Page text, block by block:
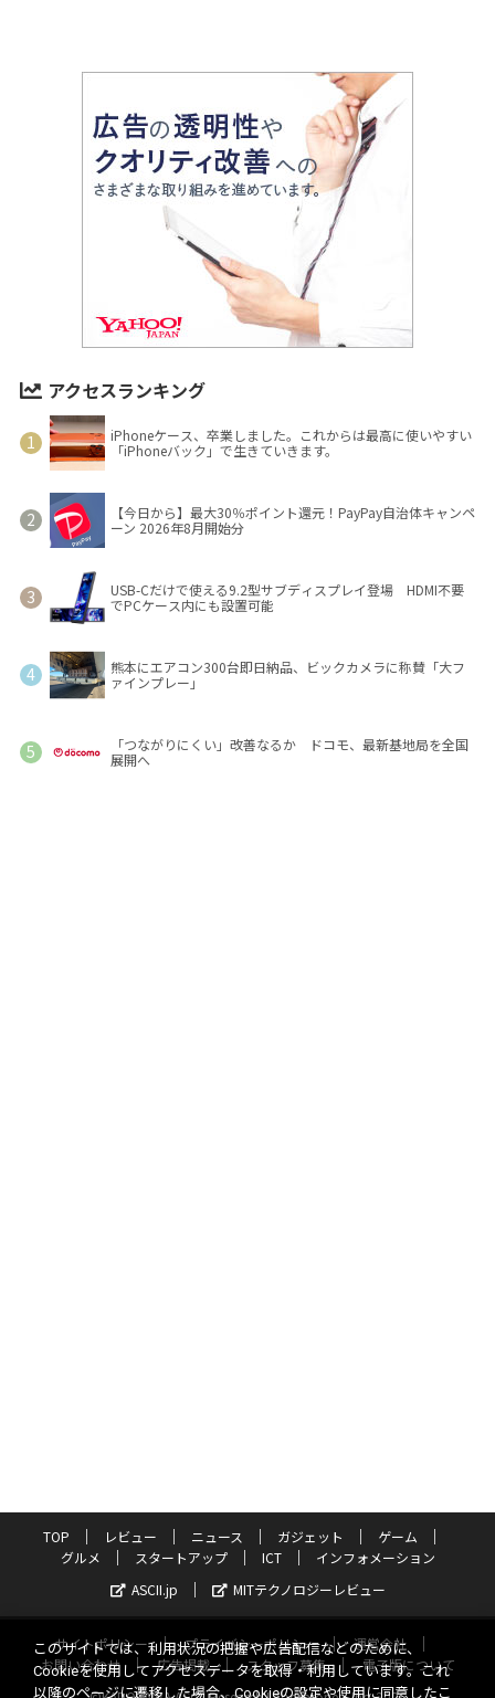
アクセスランキング
iPhoneケース、卒業しました。これからは最高に使いやすい
「iPhoneバック」で生きていきます。
【今日から】最大30％ポイント還元！PayPay自治体キャンペ
ーン 2026年8月開始分
USB-Cだけで使える9.2型サブディスプレイ登場 HDMI不要
でPCケース内にも設置可能
熊本にエアコン300台即日納品、ビックカメラに称賛「大フ
ァインプレー」
「つながりにくい」改善なるか ドコモ、最新基地局を全国
展開へ
TOP レビュー ニュース ガジェット
ゲーム
グルメ
スタートアップ ICT
インフォメーション
ASCII.jp
MITテクノロジーレビュー
サイトポリシー プライバシーポリシー
運営会社
お問い合わせ
広告掲載 スタッフ募集
電子版について
このサイトでは、利用状況の把握や広告配信などのために、
Cookieを使用してアクセスデータを取得・利用しています。これ
以降のページに遷移した場合、Cookieの設定や使用に同意したこ